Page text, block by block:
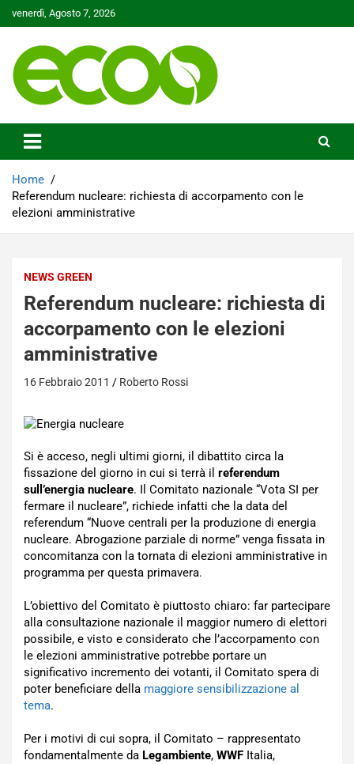
to
venerdì, Agosto 7, 2026
Ecoo.it
Home
Referendum nucleare: richiesta di accorpamento con le
elezioni amministrative
NEWS GREEN
Referendum nucleare: richiesta di
accorpamento con le elezioni
amministrative
16 Febbraio 2011 Roberto Rossi
Si è acceso, negli ultimi giorni, il dibattito circa la
fissazione del giorno in cui si terrà il referendum
sull’energia nucleare. Il Comitato nazionale “Vota SI per
fermare il nucleare”, richiede infatti che la data del
referendum “Nuove centrali per la produzione di energia
nucleare. Abrogazione parziale di norme” venga fissata in
concomitanza con la tornata di elezioni amministrative in
programma per questa primavera.
L’obiettivo del Comitato è piuttosto chiaro: far partecipare
alla consultazione nazionale il maggior numero di elettori
possibile, e visto e considerato che l’accorpamento con
le elezioni amministrative potrebbe portare un
significativo incremento dei votanti, il Comitato spera di
poter beneficiare della maggiore sensibilizzazione al
tema.
Per i motivi di cui sopra, il Comitato – rappresentato
fondamentalmente da Legambiente, WWF Italia,